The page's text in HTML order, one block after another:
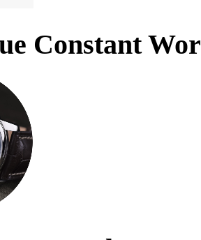
Constant